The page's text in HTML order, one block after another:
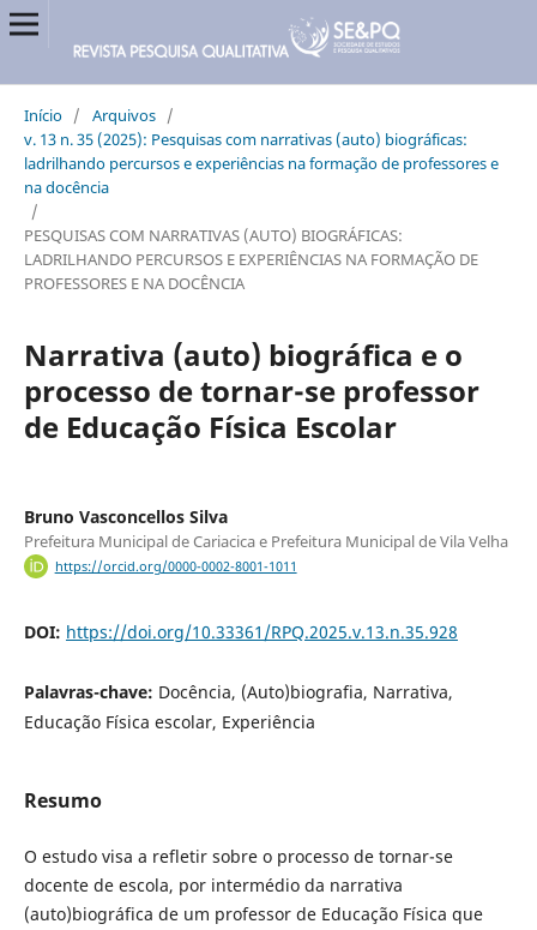
Início / Arquivos /
v. 13 n. 35 (2025): Pesquisas com narrativas (auto) biográficas:
ladrilhando percursos e experiências na formação de professores e
na docência
/
PESQUISAS COM NARRATIVAS (AUTO) BIOGRÁFICAS:
LADRILHANDO PERCURSOS E EXPERIÊNCIAS NA FORMAÇÃO DE
PROFESSORES E NA DOCÊNCIA
Narrativa (auto) biográfica e o
processo de tornar-se professor
de Educação Física Escolar
Bruno Vasconcellos Silva
Prefeitura Municipal de Cariacica e Prefeitura Municipal de Vila Velha
https://orcid.org/0000-0002-8001-1011
DOI: https://doi.org/10.33361/RPQ.2025.v.13.n.35.928
Palavras-chave: Docência, (Auto)biografia, Narrativa,
Educação Física escolar, Experiência
Resumo
O estudo visa a refletir sobre o processo de tornar-se
docente de escola, por intermédio da narrativa
(auto)biográfica de um professor de Educação Física que